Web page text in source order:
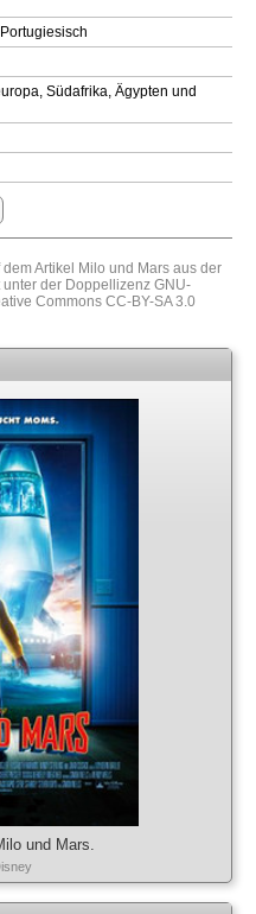
Südafrika, Ägypten und
Artikel Milo und Mars aus der
unter der Doppellizenz GNU-
Commons CC-BY-SA 3.0
und Mars.